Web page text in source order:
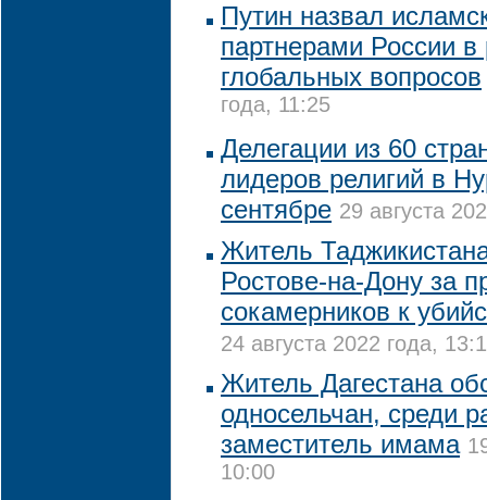
Путин назвал
партнерами России
глобальных вопросов
года, 11:25
Делегации из 60
лидеров религий в
сентябре 29 августа
Житель
Ростове-на-Дону за
сокамерников к
24 августа 2022 года,
Житель Дагестана
односельчан, среди
заместитель имама
10:00